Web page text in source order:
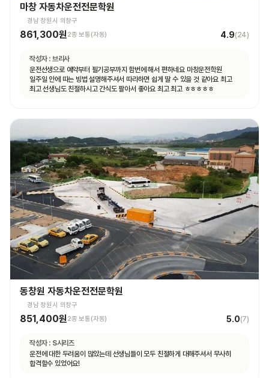
마창 자동차운전전문학원
경남 창원시 의창구
861,300원 2종 보통(자동) 4.9(24)
작성자 : 브리사
운전선생으로 예약부터 필기공부까지 함번에 해서 편하네요 마창운전학원
일주일 안에 따는 빙법 설명해주셔서 따라하면 쉽게 딸 수 있을 것 같아요 최고
최고 선생님도 친절하시고 간식도 팔아서 좋아요 최고 최고 ㅎㅎㅎㅎㅎ
동창원 자동차운전전문학원
경남 창원시 의창구
851,400원2종 보통(자동) 5.0(7)
작성자 : S시리즈
운전에 대한 두려움이 많았는데 선생님들이 모두 친절하게 대해주셔서 무사히
합격할수 있었어요!